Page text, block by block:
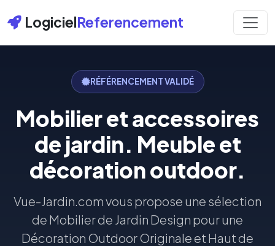
LogicielReferencement
RÉFÉRENCEMENT VALIDÉ
Mobilier et accessoires
de jardin. Meuble et
décoration outdoor.
Vue-Jardin.com vous propose une sélection
de Mobilier de Jardin Design pour une
Décoration Outdoor Originale et Haut de